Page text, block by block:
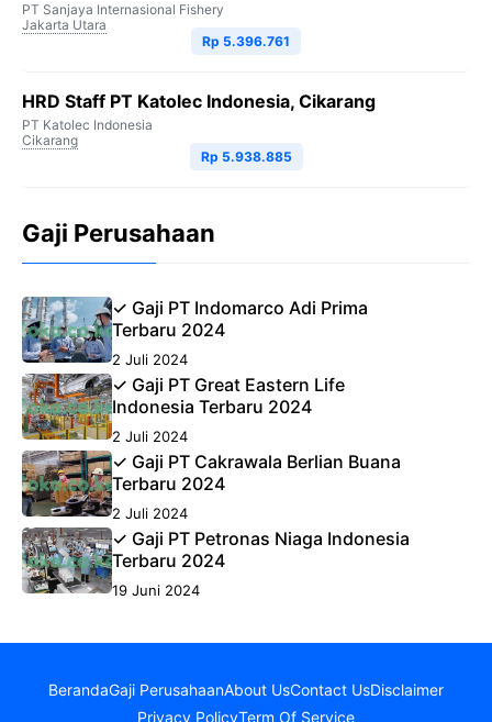
PT Sanjaya Internasional Fishery
Jakarta Utara
Rp 5.396.761
HRD Staff PT Katolec Indonesia, Cikarang
PT Katolec Indonesia
Cikarang
Rp 5.938.885
Gaji Perusahaan
✓ Gaji PT Indomarco Adi Prima
Terbaru 2024
2 Juli 2024
✓ Gaji PT Great Eastern Life
Indonesia Terbaru 2024
2 Juli 2024
✓ Gaji PT Cakrawala Berlian Buana
Terbaru 2024
2 Juli 2024
✓ Gaji PT Petronas Niaga Indonesia
Terbaru 2024
19 Juni 2024
BerandaGaji PerusahaanAbout UsContact UsDisclaimer
Privacy PolicyTerm Of Service